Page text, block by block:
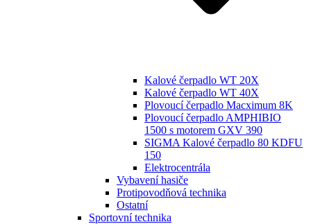
Kalové čerpadlo WT 20X
Kalové čerpadlo WT 40X
Plovoucí čerpadlo Macximum 8K
Plovoucí čerpadlo AMPHIBIO
1500 s motorem GXV 390
SIGMA Kalové čerpadlo 80 KDFU
150
Elektrocentrála
Vybavení hasiče
Protipovodňová technika
Ostatní
Sportovní technika